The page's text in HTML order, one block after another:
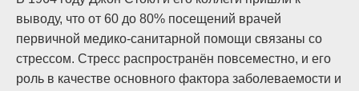
выводу, что от 60 до 80% посещений врачей
первичной медико-санитарной помощи связаны со
стрессом. Стресс распространён повсеместно, и его
роль в качестве основного фактора заболеваемости и